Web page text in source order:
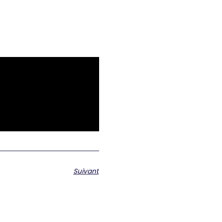
Suivant